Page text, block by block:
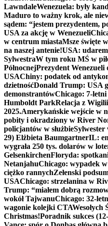
LawndaleWenezuela: były
Maduro to ważny krok, ale
sądem: “jestem prezydentem,
USA za akcję w Wenezueli
w centrum miastaMsze święte
na naszej antenie!USA:
SylwestraW tym roku MŚ w
PółnocnejPrezydent
USAChiny: podatek od
dzietnośćDonald Trump: USA
demonstrantówChicago: 7-letni
Humboldt ParkRelacja z
2025.Amerykańskie wejście w
pobity i okradziony w River
policjantów w służbieSylwester
29) Elżbieta BaumgartnerIL:
wygrała 250 tys. dolarów w
GelsenkirchenFloryda:
NetanjahuChicago: wypadek
ciężko rannychZełenski
USAChicago: strzelanina w
Trump: “miałem dobrą
wokół TajwanuChicago: 32-
wagonie kolejki CTA
Christmas!Poradnik sukces